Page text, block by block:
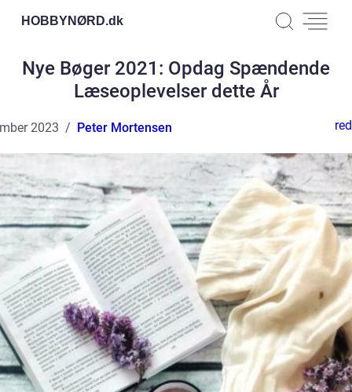
HOBBYNØRD.dk
Nye Bøger 2021: Opdag Spændende
Læseoplevelser dette År
2023 Peter Mortensen